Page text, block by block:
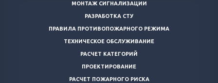
МОНТАЖ СИГНАЛИЗАЦИИ
РАЗРАБОТКА СТУ
ПРАВИЛА ПРОТИВОПОЖАРНОГО РЕЖИМА
ТЕХНИЧЕСКОЕ ОБСЛУЖИВАНИЕ
РАСЧЕТ КАТЕГОРИЙ
ПРОЕКТИРОВАНИЕ
РАСЧЕТ ПОЖАРНОГО РИСКА